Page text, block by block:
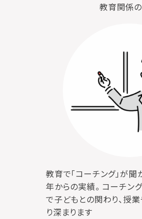
教育関係
教育で「コーチング」が
年からの実績。 コーチン
で子どもとの関わり、授
り深まります